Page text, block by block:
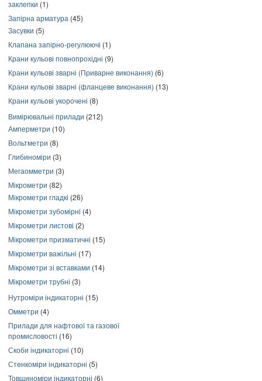
заклепки (1)
Запірна арматура (45)
Засувки (5)
Клапана запірно-регулюючі (1)
Крани кульові повнопрохідні (9)
Крани кульові зварні (Приварне виконання) (6)
Крани кульові зварні (фланцеве виконання) (13)
Крани кульові укорочені (8)
Вимірювальні прилади (212)
Амперметри (10)
Вольтметри (8)
Глибиноміри (3)
Мегаомметри (3)
Мікрометри (82)
Мікрометри гладкі (26)
Мікрометри зубомірні (4)
Мікрометри листові (2)
Мікрометри призматичні (15)
Мікрометри важільні (17)
Мікрометри зі вставками (14)
Мікрометри трубні (3)
Нутроміри індикаторні (15)
Омметри (4)
Прилади для нафтової та газової
промисловості (16)
Скоби індикаторні (10)
Стенкоміри індикаторні (5)
Товщиноміри індикаторні (6)